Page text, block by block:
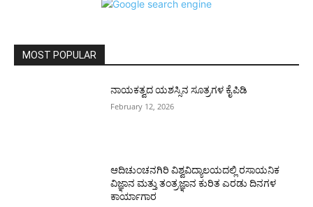
MOST POPULAR
ನಾಯಕತ್ವದ ಯಶಸ್ಸಿನ ಸೂತ್ರಗಳ ಕೈಪಿಡಿ
February 12, 2026
ಆದಿಚುಂಚನಗಿರಿ ವಿಶ್ವವಿದ್ಯಾಲಯದಲ್ಲಿ ರಸಾಯನಿಕ
ವಿಜ್ಞಾನ ಮತ್ತು ತಂತ್ರಜ್ಞಾನ ಕುರಿತ ಎರಡು ದಿನಗಳ
ಕಾರ್ಯಾಗಾರ